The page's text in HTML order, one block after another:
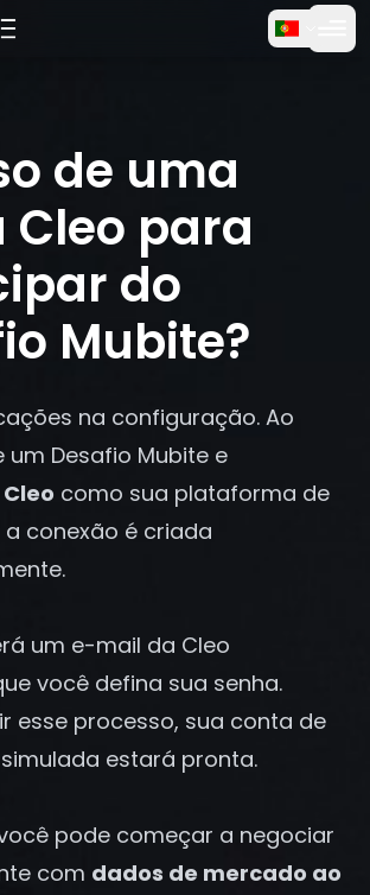
Entrar
Registrar-se
uma conta Cleo para participar do Desafio
de uma
para
do
Mubite?
na configuração. Ao
Desafio Mubite e
como sua plataforma de
conexão é criada
um e-mail da Cleo
você defina sua senha.
esse processo, sua conta de
estará pronta.
pode começar a negociar
com dados de mercado ao